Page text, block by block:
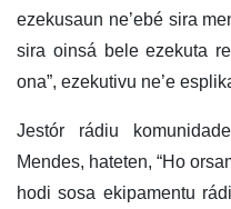
ezekusaun ne’ebé sira
sira oinsá bele ezekuta
ona”, ezekutivu ne’e
Jestór rádiu
Mendes, hateten, “Ho
hodi sosa ekipamentu